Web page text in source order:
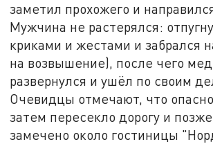
заметил прохожего и
Мужчина не растерялся:
криками и жестами и забрался
на возвышение), после чего
развернулся и ушёл по своим
Очевидцы отмечают, что
затем пересекло дорогу и
замечено около гостиницы